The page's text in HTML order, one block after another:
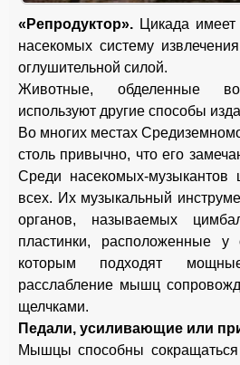
«Репродуктор». Цикада
насекомых систему
оглушительной силой.
Животные, обделенные
используют другие способы
Во многих местах
столь привычно, что его
Среди насекомых-музыкантов
всех. Их музыкальный
органов, называемых
пластинки, расположенные
которым подходят
расслабление мышц
щелчками.
Педали, усиливающие или
Мышцы способны сокращаться